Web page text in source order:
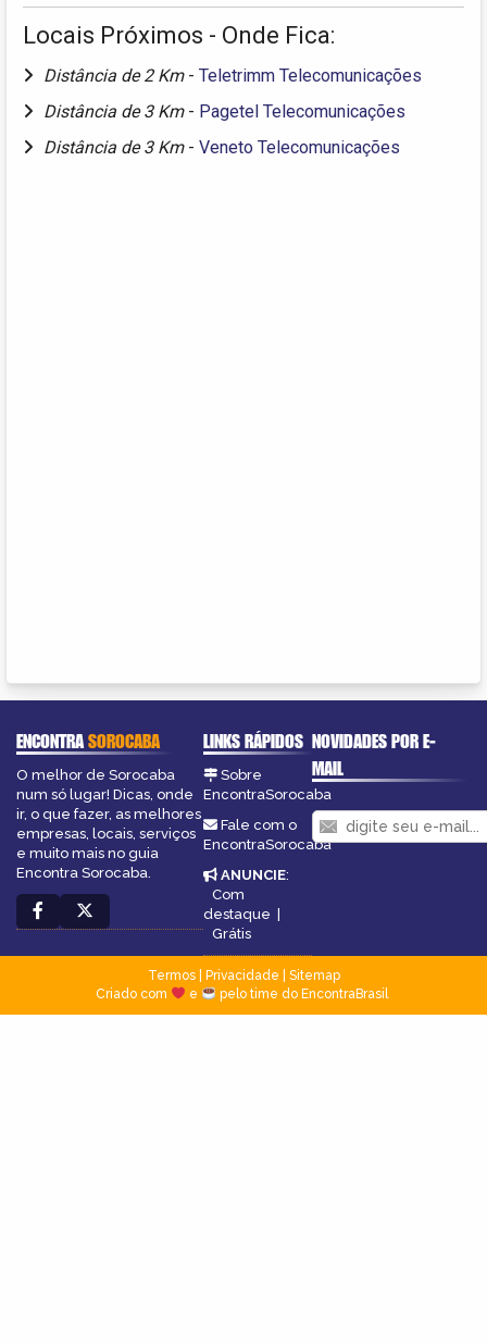
Locais Próximos - Onde Fica:
Distância de 2 Km - Teletrimm Telecomunicações
Distância de 3 Km - Pagetel Telecomunicações
Distância de 3 Km - Veneto Telecomunicações
ENCONTRASOROCABA
O melhor de Sorocaba
num só lugar! Dicas, onde
ir, o que fazer, as melhores
empresas, locais, serviços
e muito mais no guia
Encontra Sorocaba.
LINKS RÁPIDOS
Sobre
EncontraSorocaba
Fale com o
EncontraSorocaba
ANUNCIE:
Com
destaque
Grátis
NOVIDADES POR E-
MAIL
Termos| Privacidade
Sitemap
Criado com
e pelo time do EncontraBrasil